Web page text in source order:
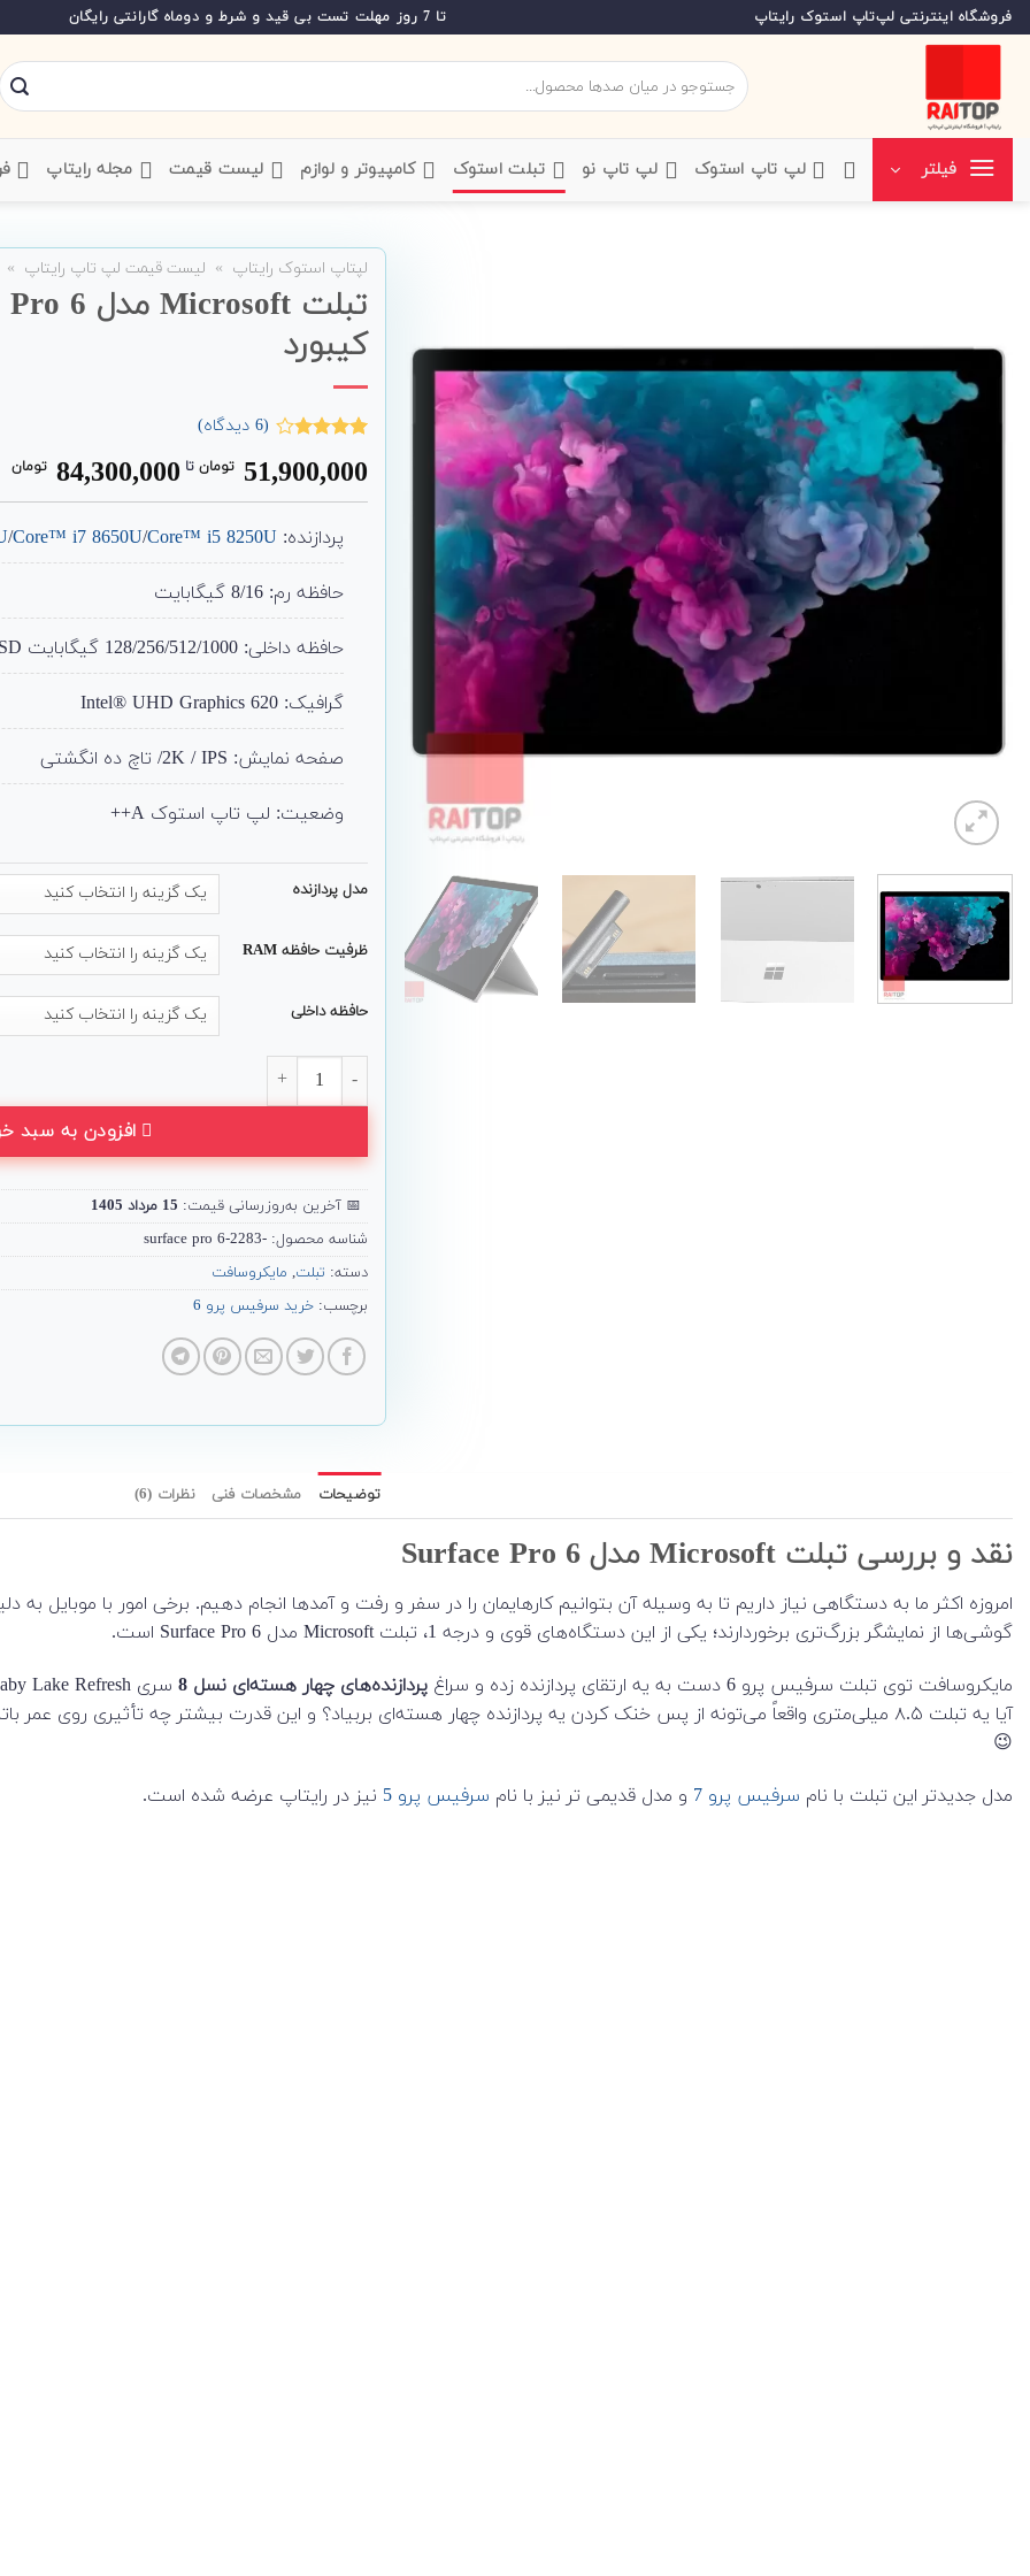
Skip
to
فروشگاه اینترنتی لپ‌تاپ استوک رایتاپ تا 7 روز مهلت تست بی قید و شرط و دوماه گارانتی رایگان
جستجو
برای:
فیلتر ‌لپ تاپ استوک ‌لپ تاپ نو ‌ تبلت استوک ‌ کامپیوتر و لوازم ‌ لیست قیمت ‌ مجله رایتاپ
لپتاپ استوک رایتاپ » لیست قیمت لپ تاپ رایتاپ »
کیبورد
3.83از
مشتری
(
6دیدگاه)
51,900,000 تومان ‌ تا ‌ 84,300,000 تومان
پردازنده: /Core™ i7 8650U/Core™ i5 8250U
حافظه رم: 8/16 گیگابایت
حافظه داخلی: 128/256/512/1000 گیگابایت SSD
گرافیک: Intel® UHD Graphics 620
صفحه نمایش: 2K / IPS/ تاچ ده انگشتی
وضعیت: لپ تاپ استوک A++
مدل پردازنده
ظرفیت حافظه RAM
حافظه داخلی
افزودن به سبد
📅 آخرین به‌روزرسانی قیمت: 15 مرداد 1405
شناسه محصول: -2283-surface pro 6
دسته: تبلت, مایکروسافت
برچسب: خرید سرفیس پرو 6
توضیحات مشخصات فنی نظرات (6)
نقد و بررسی تبلت Microsoft مدل Surface Pro 6
امروزه اکثر ما به دستگاهی نیاز داریم تا به‌ وسیله‌ آن بتوانیم کارهایمان را در سفر و رفت و آمدها انجام دهیم. برخی امور با موبایل
گوشی‌ها از نمایشگر بزرگ‌تری برخوردارند؛ یکی از این دستگاه‌های قوی و درجه 1، تبلت Microsoft مدل Surface Pro 6 است.
مایکروسافت توی تبلت سرفیس پرو 6 دست به یه ارتقای پردازنده زده و سراغ پردازنده‌های چهار هسته‌ای نسل 8
سری Kaby Lake Refresh رفته. اما سوال اینجاست:
آیا یه تبلت ۸.۵ میلی‌متری واقعاً می‌تونه از پس خنک‌ کردن یه پردازنده چهار هسته‌ای بربیاد؟ و این قدرت بیشتر چه تأثیری
😉
مدل جدیدتر این تبلت با نام سرفیس پرو 7 و مدل قدیمی تر نیز با نام سرفیس پرو 5 نیز در رایتاپ عرضه شده است.